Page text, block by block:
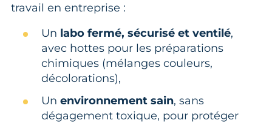
travail en entreprise :
Un labo fermé, sécurisé et ventilé,
avec hottes pour les préparations
chimiques (mélanges couleurs,
décolorations),
Un environnement sain, sans
dégagement toxique, pour protéger